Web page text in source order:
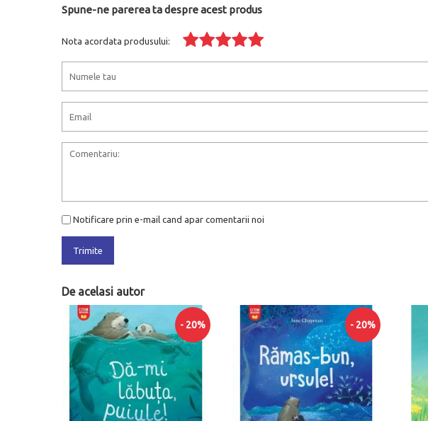
Spune-ne parerea ta despre acest produs
Nota acordata produsului:
Notificare prin e-mail cand apar comentarii noi
Trimite
De acelasi autor
- 20% - 20%